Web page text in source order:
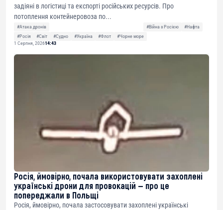
задіяні в логістиці та експорті російських ресурсів. Про
потоплення контейнеровоза по...
#Атака дронів #Війна з Росією
#Нафта
#Росія
#Світ #Судно #Україна #Флот
#Чорне море
1 Серпня, 202614:43
Росія, ймовірно, почала використовувати захоплені
українські дрони для провокацій — про це
попереджали в Польщі
Росія, ймовірно, почала застосовувати захоплені українські